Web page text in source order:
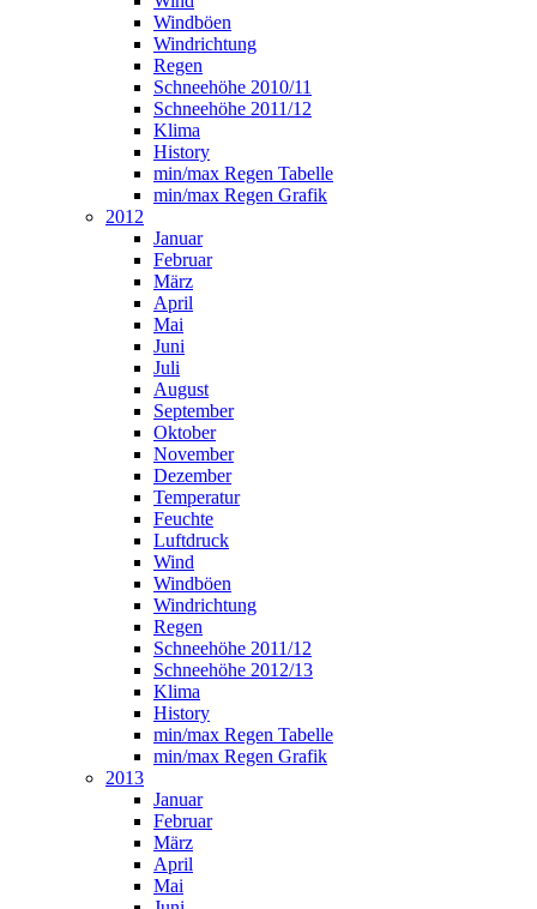
Windböen
Windrichtung
Regen
Schneehöhe 2010/11
Schneehöhe 2011/12
Klima
History
min/max Regen Tabelle
min/max Regen Grafik
2012
Januar
Februar
März
April
Mai
Juni
Juli
August
September
Oktober
November
Dezember
Temperatur
Feuchte
Luftdruck
Wind
Windböen
Windrichtung
Regen
Schneehöhe 2011/12
Schneehöhe 2012/13
Klima
History
min/max Regen Tabelle
min/max Regen Grafik
2013
Januar
Februar
März
April
Mai